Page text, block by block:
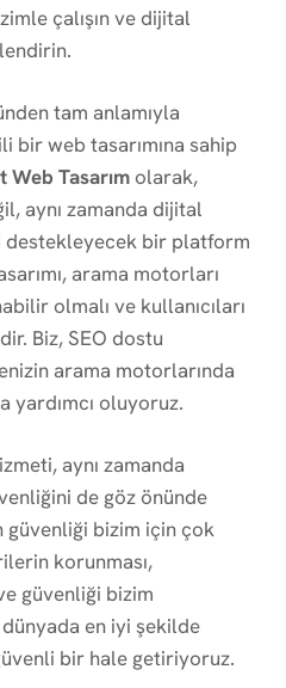
çalışın ve dijital
tam anlamıyla
web tasarımına sahip
Web Tasarım olarak,
aynı zamanda dijital
bir platform
arama motorları
olmalı ve kullanıcıları
Biz, SEO dostu
arama motorlarında
yardımcı oluyoruz.
aynı zamanda
de göz önünde
güvenliği bizim için çok
korunması,
güvenliği bizim
en iyi şekilde
bir hale getiriyoruz.